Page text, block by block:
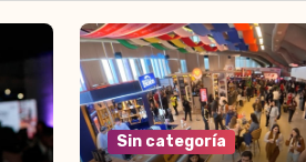
Sin categoría